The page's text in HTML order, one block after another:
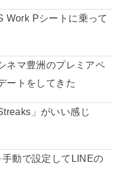
Work Pシートに乗って
ネマ豊洲のプレミアペ
ートをしてきた
」がいい感じ
動で設定してLINEの